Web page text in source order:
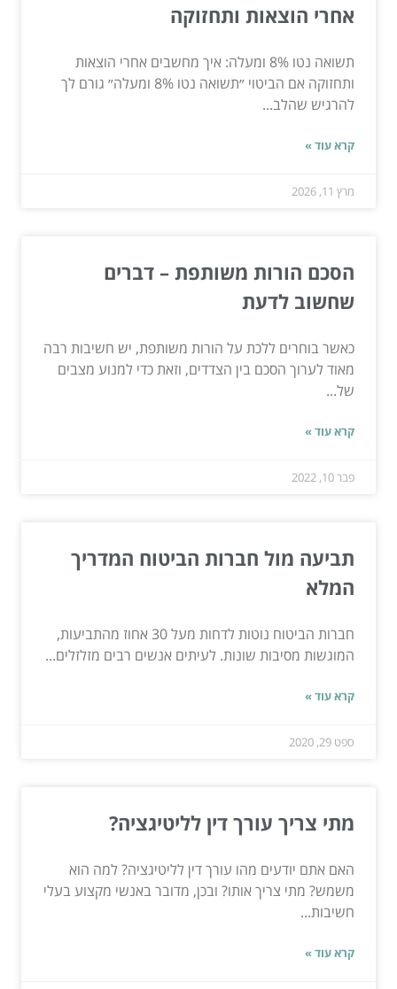
אחרי הוצאות ותחזוקה
תשואה נטו 8% ומעלה: איך מחשבים אחרי הוצאות
ותחזוקה אם הביטוי ״תשואה נטו 8% ומעלה״ גורם לך
להרגיש שהלב...
קרא עוד »
מרץ 11, 2026
הסכם הורות משותפת – דברים
שחשוב לדעת
כאשר בוחרים ללכת על הורות משותפת, יש חשיבות רבה
מאוד לערוך הסכם בין הצדדים, וזאת כדי למנוע מצבים
של...
קרא עוד »
פבר 10, 2022
תביעה מול חברות הביטוח המדריך
המלא
חברות הביטוח נוטות לדחות מעל 30 אחוז מהתביעות,
המוגשות מסיבות שונות. לעיתים אנשים רבים מזלזלים...
קרא עוד »
ספט 29, 2020
מתי צריך עורך דין לליטיגציה?
האם אתם יודעים מהו עורך דין לליטיגציה? למה הוא
משמש? מתי צריך אותו? ובכן, מדובר באנשי מקצוע בעלי
חשיבות...
קרא עוד »